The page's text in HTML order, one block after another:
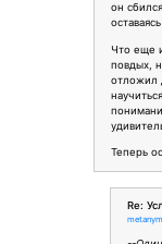
он
Что еще
повдых,
отложил
Теперь
Re: